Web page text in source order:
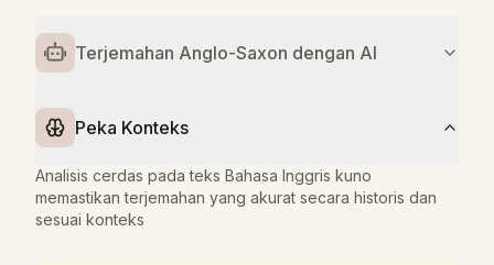
Terjemahan Anglo-Saxon dengan AI
Peka Konteks
Analisis cerdas pada teks Bahasa Inggris kuno
memastikan terjemahan yang akurat secara historis dan
sesuai konteks